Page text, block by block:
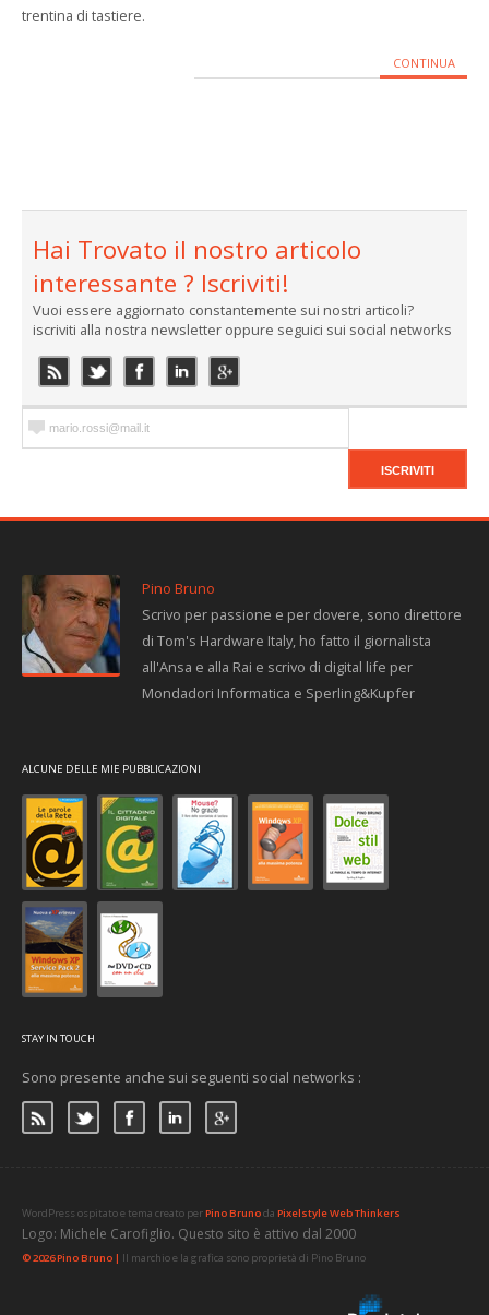
trentina di tastiere.
CONTINUA
Hai Trovato il nostro articolo
interessante ? Iscriviti!
Vuoi essere aggiornato constantemente sui nostri articoli?
iscriviti alla nostra newsletter oppure seguici sui social networks
Pino Bruno
Scrivo per passione e per dovere, sono direttore
di Tom's Hardware Italy, ho fatto il giornalista
all'Ansa e alla Rai e scrivo di digital life per
Mondadori Informatica e Sperling&Kupfer
ALCUNE DELLE MIE PUBBLICAZIONI
STAY IN TOUCH
Sono presente anche sui seguenti social networks :
WordPress ospitato e tema creato perPino Brunoda Pixelstyle Web Thinkers
Logo: Michele Carofiglio. Questo sito è attivo dal 2000
© 2026 Pino Bruno | Il marchio e la grafica sono proprietà di Pino Bruno